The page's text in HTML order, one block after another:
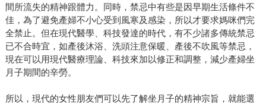
間所流失的精神跟體力。同時，禁忌中有些是因早期生活條件不
佳，為了避免產婦不小心受到風寒及感染，所以才要求媽咪們完
全禁止。但在現代醫學、科技發達的時代，有不少諸多傳統禁忌
已不合時宜，如產後沐浴、洗頭注意保暖、產後不吹風等禁忌，
現在可以用現代醫療理論、科技來加以修正和調整，減少產婦坐
月子期間的辛勞。
所以，現代的女性朋友們可以先了解坐月子的精神宗旨，就能選